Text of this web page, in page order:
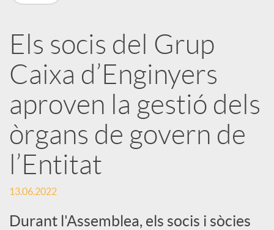
r
x
e
s
S
Els socis del Grup
Caixa d’Enginyers
aproven la gestió dels
òrgans de govern de
l’Entitat
13.06.2022
Durant l'Assemblea, els socis i sòcies